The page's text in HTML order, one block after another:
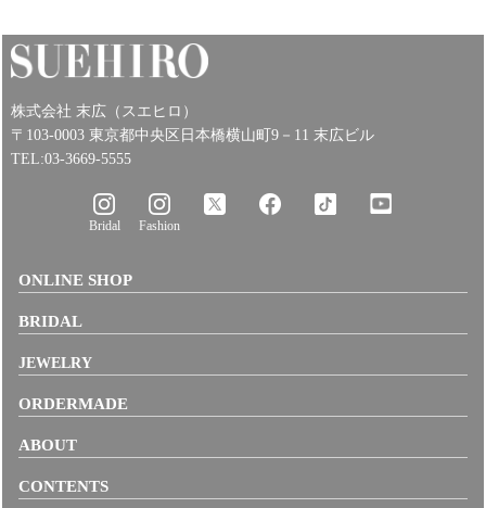
株式会社 末広（スエヒロ）
〒103-0003 東京都中央区日本橋横山町9－11 末広ビル
TEL:03-3669-5555
Bridal Fashion
ONLINE SHOP
BRIDAL
JEWELRY
ORDERMADE
ABOUT
CONTENTS